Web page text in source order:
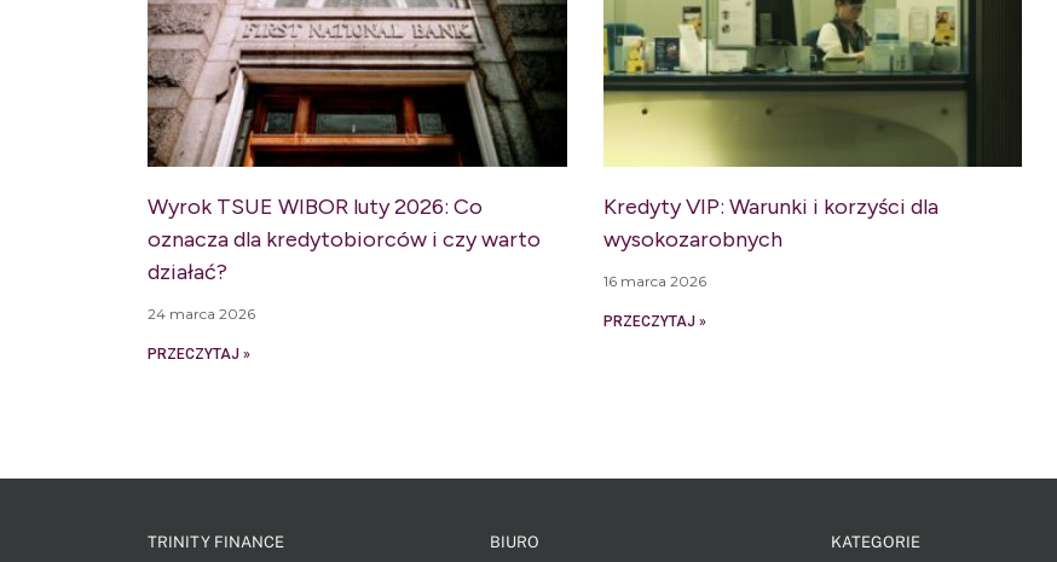
Wyrok TSUE WIBOR luty 2026: Co
oznacza dla kredytobiorców i czy warto
działać?
24 marca 2026
PRZECZYTAJ »
Kredyty VIP: Warunki i korzyści dla
wysokozarobnych
16 marca 2026
PRZECZYTAJ »
TRINITY FINANCE BIURO KATEGORIE